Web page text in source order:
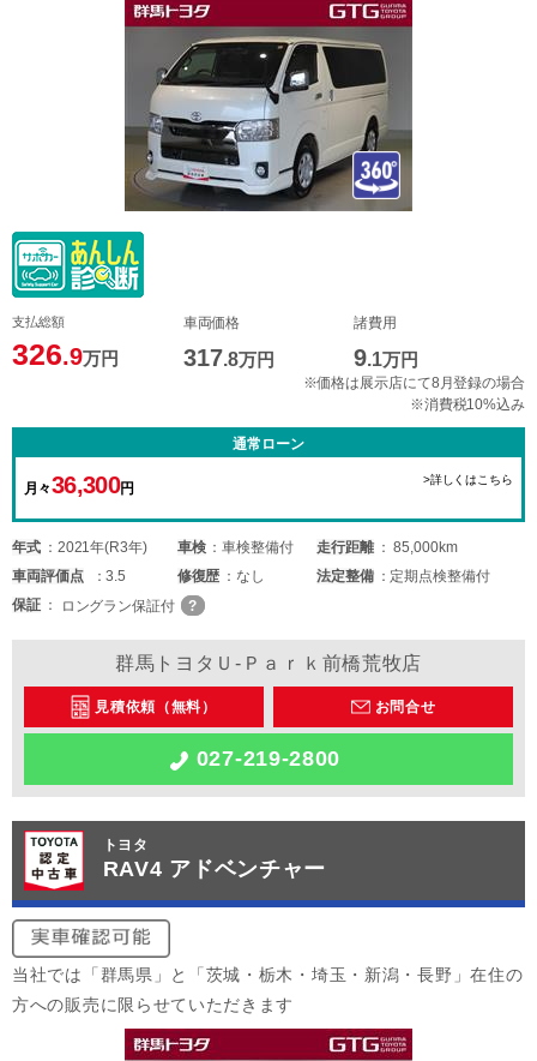
支払総額
326.9万円
車両価格
317.8万円
諸費用
9.1万円
※価格は展示店にて8月登録の場合
※消費税10%込み
通常ローン
月々36,300円
>詳しくはこちら
年式 2021年(R3年) 車検 車検整備付 走行距離
85,000km
車両評価点 3.5 修復歴 なし 法定整備
定期点検整備付
保証
ロングラン保証付
群馬トヨタＵ-Ｐａｒｋ前橋荒牧店
見積依頼（無料） お問合せ
027-219-2800
トヨタ
RAV4 アドベンチャー
当社では「群馬県」と「茨城・栃木・埼玉・新潟・長野」在住の
方への販売に限らせていただきます